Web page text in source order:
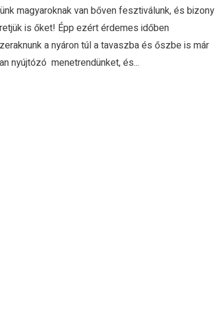
magyaroknak van bőven fesztiválunk, és bizony
is őket! Épp ezért érdemes időben
a nyáron túl a tavaszba és őszbe is már
nyújtózó menetrendünket, és...